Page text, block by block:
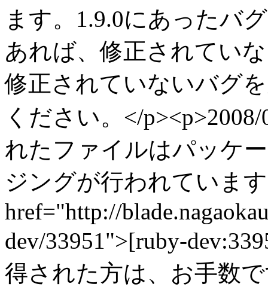
ます。1.9.0にあったバ
あれば、修正されてい
修正されていないバグ
ください。</
れたファイルはパッケ
ジングが行われていま
href="http://
dev/33951">[ruby-
得された方は、お手数